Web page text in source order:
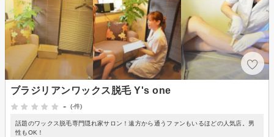
ブラジリアンワックス脱毛 Y's one
-
(-件)
話題のワックス脱毛専門隠れ家サロン！遠方から通うファンもいるほどの人気店。男
性もOK！